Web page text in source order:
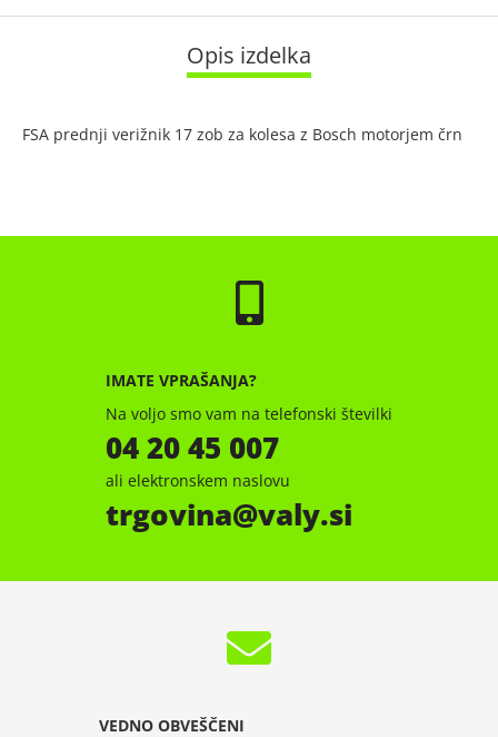
Opis izdelka
FSA prednji verižnik 17 zob za kolesa z Bosch motorjem črn
IMATE VPRAŠANJA?
Na voljo smo vam na telefonski številki
04 20 45 007
ali elektronskem naslovu
trgovina valy.si
VEDNO OBVEŠČENI